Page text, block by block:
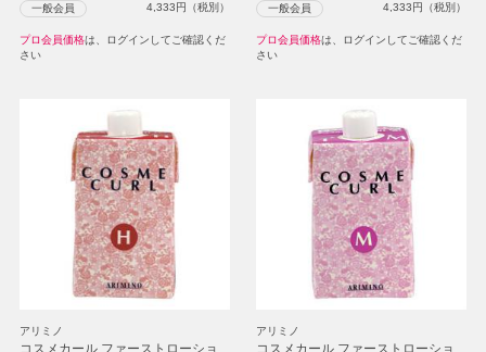
一般会員 4,333円（税別）
プロ会員価格は、ログインしてご確認くだ
さい
一般会員 4,333円（税別）
プロ会員価格は、ログインしてご確認くだ
さい
アリミノ
コスメカール ファーストローショ
アリミノ
コスメカール ファーストローショ